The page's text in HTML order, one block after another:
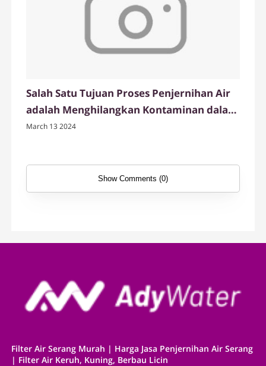
Salah Satu Tujuan Proses Penjernihan Air
adalah Menghilangkan Kontaminan dalam
Air
March 13 2024
Show Comments (0)
Filter Air Serang Murah | Harga Jasa Penjernihan Air Serang
| Filter Air Keruh, Kuning, Berbau Licin